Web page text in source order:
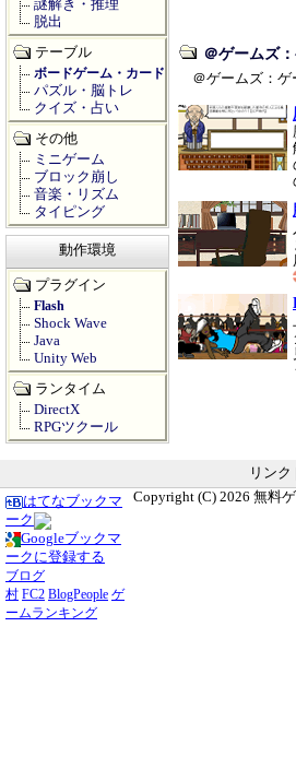
＠ゲームズ
＠ゲームズ：
謎解き・推理
脱出
テーブル
ボードゲーム・カード
パズル・脳トレ
クイズ・占い
その他
ミニゲーム
ブロック崩し
音楽・リズム
タイピング
動作環境
プラグイン
Flash
Shock Wave
Java
Unity Web
ランタイム
DirectX
RPGツクール
リンク
はてなブックマ
ーク
Googleブックマ
ークに登録する
ブログ
村 FC2 BlogPeople ゲ
ームランキング
Copyright (C) 2026 無料